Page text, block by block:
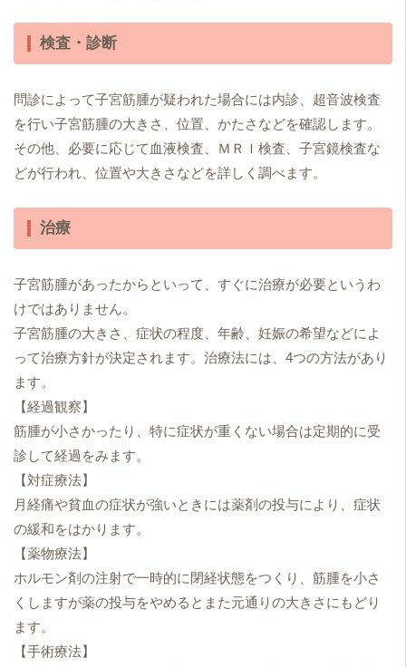
検査・診断
問診によって子宮筋腫が疑われた場合には内診、超音波検査
を行い子宮筋腫の大きさ、位置、かたさなどを確認します。
その他、必要に応じて血液検査、ＭＲＩ検査、子宮鏡検査な
どが行われ、位置や大きさなどを詳しく調べます。
治療
子宮筋腫があったからといって、すぐに治療が必要というわ
けではありません。
子宮筋腫の大きさ、症状の程度、年齢、妊娠の希望などによ
って治療方針が決定されます。治療法には、4つの方法があり
ます。
【経過観察】
筋腫が小さかったり、特に症状が重くない場合は定期的に受
診して経過をみます。
【対症療法】
月経痛や貧血の症状が強いときには薬剤の投与により、症状
の緩和をはかります。
【薬物療法】
ホルモン剤の注射で一時的に閉経状態をつくり、筋腫を小さ
くしますが薬の投与をやめるとまた元通りの大きさにもどり
ます。
【手術療法】